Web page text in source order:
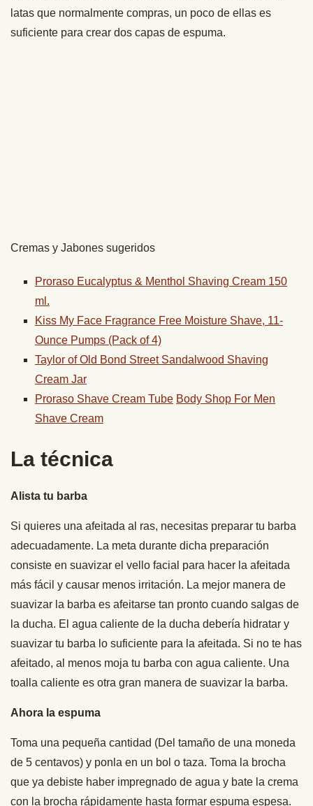
latas que normalmente compras, un poco de ellas es
suficiente para crear dos capas de espuma.
Cremas y Jabones sugeridos
Proraso Eucalyptus & Menthol Shaving Cream 150
ml.
Kiss My Face Fragrance Free Moisture Shave, 11-
Ounce Pumps (Pack of 4)
Taylor of Old Bond Street Sandalwood Shaving
Cream Jar
Proraso Shave Cream Tube Body Shop For Men
Shave Cream
La técnica
Alista tu barba
Si quieres una afeitada al ras, necesitas preparar tu barba
adecuadamente. La meta durante dicha preparación
consiste en suavizar el vello facial para hacer la afeitada
más fácil y causar menos irritación. La mejor manera de
suavizar la barba es afeitarse tan pronto cuando salgas de
la ducha. El agua caliente de la ducha debería hidratar y
suavizar tu barba lo suficiente para la afeitada. Si no te has
afeitado, al menos moja tu barba con agua caliente. Una
toalla caliente es otra gran manera de suavizar la barba.
Ahora la espuma
Toma una pequeña cantidad (Del tamaño de una moneda
de 5 centavos) y ponla en un bol o taza. Toma la brocha
que ya debiste haber impregnado de agua y bate la crema
con la brocha rápidamente hasta formar espuma espesa.